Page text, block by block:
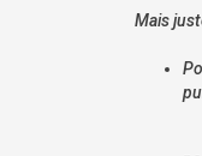
Mais